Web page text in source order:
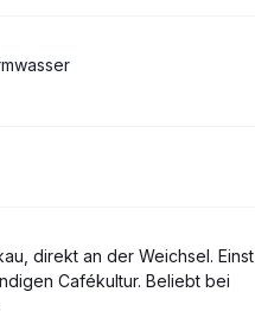
direkt an der Weichsel. Einst
Cafékultur. Beliebt bei